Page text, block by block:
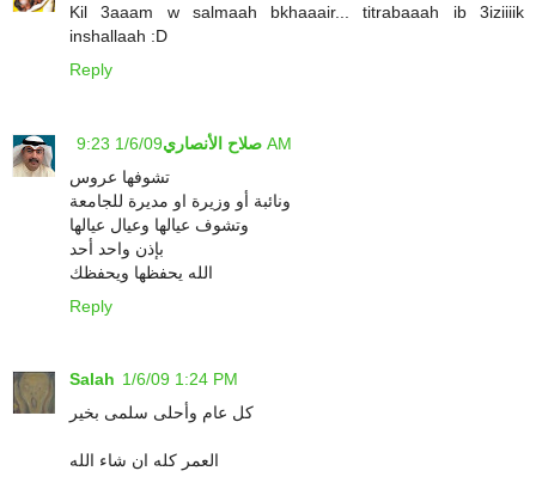
Kil 3aaam w salmaah bkhaaair... titrabaaah ib 3iziiiik
inshallaah :D
Reply
صلاح الأنصاري 1/6/09 9:23 AM
تشوفها عروس
ونائبة أو وزيرة او مديرة للجامعة
وتشوف عيالها وعيال عيالها
بإذن واحد أحد
الله يحفظها ويحفظك
Reply
Salah 1/6/09 1:24 PM
كل عام وأحلى سلمى بخير
العمر كله ان شاء الله